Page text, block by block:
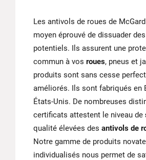
Les antivols de roues de
moyen éprouvé de dissuader
potentiels. Ils assurent une
commun à vos roues, pneus et
produits sont sans cesse
améliorés. Ils sont fabriqués en
États-Unis. De nombreuses
certificats attestent le niveau de
qualité élevées des antivols de
Notre gamme de produits
individualisés nous permet de